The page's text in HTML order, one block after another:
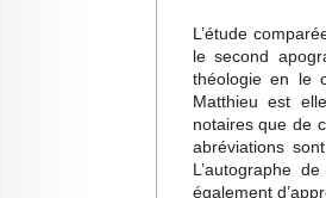
L’étude
le second
théologie en le
Matthieu est
notaires que de
abréviations
L’autographe
également